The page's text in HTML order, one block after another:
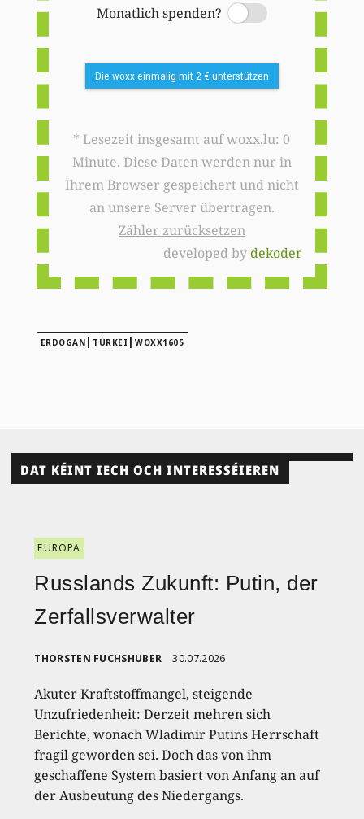
Monatlich spenden?
Switch
Die woxx einmalig mit 2 € unterstützen
* Lesezeit insgesamt auf woxx.lu: 0
Minute. Diese Daten werden nur in
Ihrem Browser gespeichert und nicht
an unsere Server übertragen.
Zähler zurücksetzen
developed bydekoder
ERDOGAN | TÜRKEI |WOXX1605
DAT KÉINT IECH OCH INTERESSÉIEREN
EUROPA
Russlands Zukunft: Putin, der
Zerfallsverwalter
THORSTEN FUCHSHUBER 30.07.2026
Akuter Kraftstoffmangel, steigende
Unzufriedenheit: Derzeit mehren sich
Berichte, wonach Wladimir Putins Herrschaft
fragil geworden sei. Doch das von ihm
geschaffene System basiert von Anfang an auf
der Ausbeutung des Niedergangs.